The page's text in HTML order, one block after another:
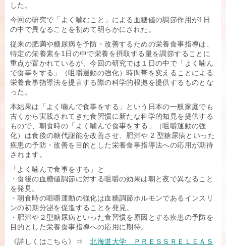
した。
今回の研究で「よく噛むこと」による血糖値の調節作用が1日
の中で異なることを初めて明らかにされた。
従来の肥満や糖尿病を予防・改善するための栄養食事指導は、
特定の栄養素を1日の中で栄養を摂取する量を調節することに
重点が置かれているが、今回の研究では１日の中で「よく噛ん
で食事をする」（咀嚼運動の強化）時間帯を変えることによる
栄養食事指導法を提言する際の科学的根拠を提供するものとな
った。
本結果は「よく噛んで食事をする」という日本の一般家庭でも
古くから実践されてきた食習慣に新たな科学的知見を提供する
もので、朝食時の「よく噛んで食事をする」（咀嚼運動の強
化）は食後の糖代謝能を改善させ、肥満や 2 型糖尿病といった
疾患の予防・改善を目的とした栄養食事指導法への応用が期待
されます。
「よく噛んで食事をする」と
・食後の血糖値調節に対する咀嚼の効果は朝と夜で異なること
を発見。
・朝食時の咀嚼運動の強化は血糖調節ホルモンであるインスリ
ンの初期分泌を促進することを発見。
・肥満や２型糖尿病といった食習慣を原因とする疾患の予防を
目的とした栄養食事指導への応用に期待。
《詳しくはこちら》⇒北海道大学 ＰＲＥＳＳＲＥＬＥＡＳ